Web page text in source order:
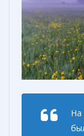
На